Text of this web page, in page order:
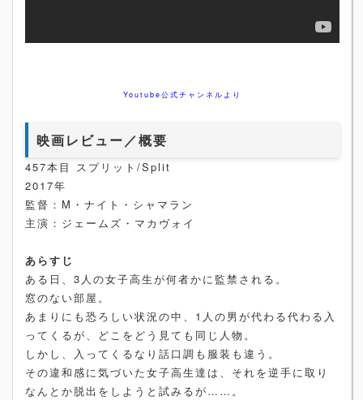
Youtube公式チャンネルより
映画レビュー／概要
457本目 スプリット/Split
2017年
監督：M・ナイト・シャマラン
主演：ジェームズ・マカヴォイ
あらすじ
ある日、3人の女子高生が何者かに監禁される。
窓のない部屋。
あまりにも恐ろしい状況の中、1人の男が代わる代わる入
ってくるが、どこをどう見ても同じ人物。
しかし、入ってくるなり話口調も服装も違う。
その違和感に気づいた女子高生達は、それを逆手に取り
なんとか脱出をしようと試みるが……。